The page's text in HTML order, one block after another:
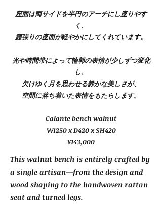
座面は両サイドを半円のアーチにし座りやす
く、
籐張りの座面が軽やかにしてくれています。
光や時間帯によって輪郭の表情が少しずつ変化
し、
欠けゆく月を思わせる静かな美しさが、
空間に落ち着いた表情をもたらします。
Calante bench walnut
W1250 x D420 x SH420
¥143,000
This walnut bench is entirely crafted by
a single artisan—from the design and
wood shaping to the handwoven rattan
seat and turned legs.